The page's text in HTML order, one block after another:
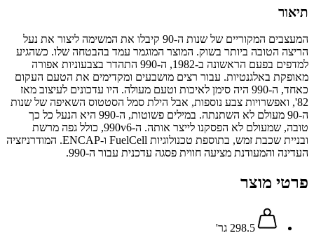
תיאור
המעצבים המקוריים של שנות ה-90 קיבלו את המשימה ליצור את נעל
הריצה הטובה ביותר בשוק. המוצר המוגמר עמד בהבטחה שלו. כשהגיע
למדפים בפעם הראשונה ב-1982, ה-990 התהדר בצבעוניות אפורה
מאופקת באלגנטיות. עבור רצים מושבעים ומקדימים את הטעם העקום
כאחד, ה-990 היה סימן לאיכות וטעם מעולה. היו עדכונים לעיצוב מאז
82', ואפשרויות צבע נוספות, אבל הילת סמל הסטטוס השאיפה של שנות
ה-90 מעולם לא השתנתה. במילים פשוטות, ה-990 היא הנעל כל כך
טובה, שמעולם לא הפסקנו לייצר אותה. ה-990v6, כולל גפה מרשת
ובניית שכבת זמש, בתוספת טכנולוגיות FuelCell ו-ENCAP. המודרניזציה
העדינה והמעודנת מציעה חווית פסגה עדכנית עבור ה-990.
פרטי מוצר
298.5 גר'